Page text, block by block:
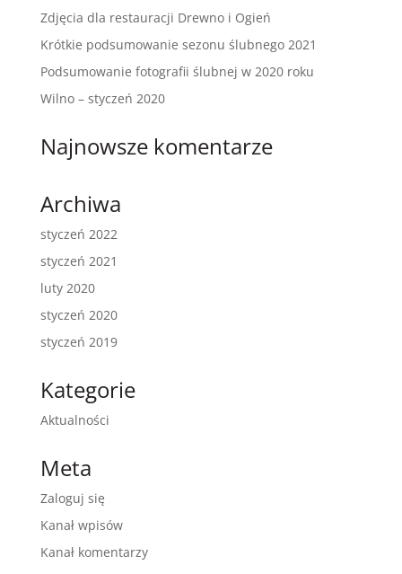
Zdjęcia dla restauracji Drewno i Ogień
Krótkie podsumowanie sezonu ślubnego 2021
Podsumowanie fotografii ślubnej w 2020 roku
Wilno – styczeń 2020
Najnowsze komentarze
Archiwa
styczeń 2022
styczeń 2021
luty 2020
styczeń 2020
styczeń 2019
Kategorie
Aktualności
Meta
Zaloguj się
Kanał wpisów
Kanał komentarzy